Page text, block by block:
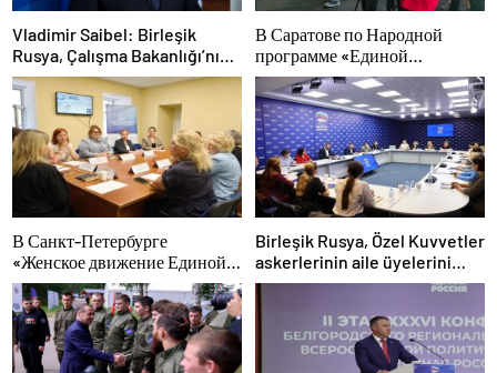
Vladimir Saibel: Birleşik
Rusya, Çalışma Bakanlığı’nın
eski SVO katılımcılarının
sosyal sözleşme edinme
sürecini basitleştirme
kararını destekliyor
В Саратове по Народной
программе «Единой
России»-2021 открылся
адаптивный спортзал «Новая
высота»
В Санкт-Петербурге
«Женское движение Единой
России» сформировало
предложения по развитию
городских программ
поддержки женщин
Birleşik Rusya, Özel Kuvvetler
askerlerinin aile üyelerini
yeni hükümet destek
bilgilendirdi